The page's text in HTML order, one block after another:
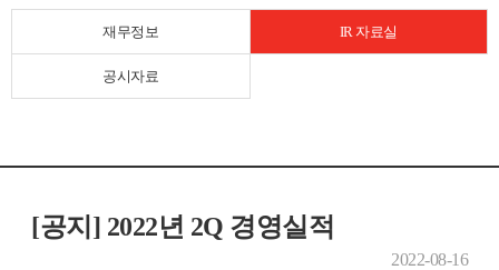
재무정보 IR 자료실
공시자료
[공지] 2022년 2Q 경영실적
2022-08-16